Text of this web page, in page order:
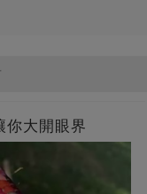
你大開眼界